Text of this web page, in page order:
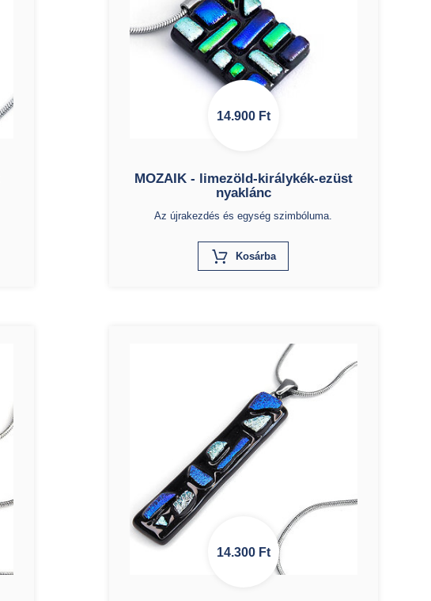
14.900Ft
MOZAIK - limezöld-királykék-ezüst
nyaklánc
Az újrakezdés és egység szimbóluma.
Kosárba
X
14.300Ft